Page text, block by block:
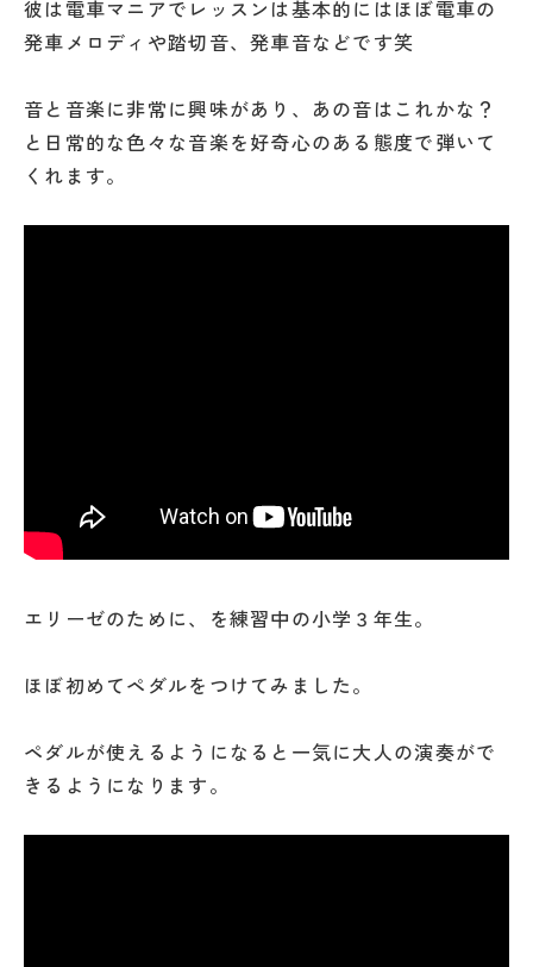
彼は電車マニアでレッスンは基本的にはほぼ電車の
発車メロディや踏切音、発車音などです笑
音と音楽に非常に興味があり、あの音はこれかな？
と日常的な色々な音楽を好奇心のある態度で弾いて
くれます。
エリーゼのために、を練習中の小学３年生。
ほぼ初めてペダルをつけてみました。
ペダルが使えるようになると一気に大人の演奏がで
きるようになります。